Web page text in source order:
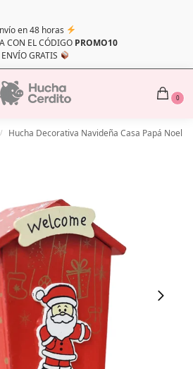
en 48 horas
CON EL CÓDIGO PROMO10
ENVÍO GRATIS
0
/ Hucha Decorativa Navideña Casa Papá Noel